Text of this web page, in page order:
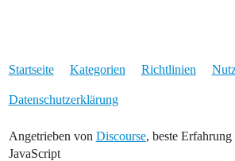
Startseite Kategorien Richtlinien
Datenschutzerklärung
Angetrieben von Discourse, beste
JavaScript